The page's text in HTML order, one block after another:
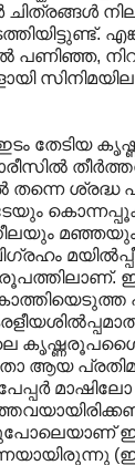
ചിത്രങ്ങള്‍
തേടിയ
ശ്രദ്ധ
ആയ